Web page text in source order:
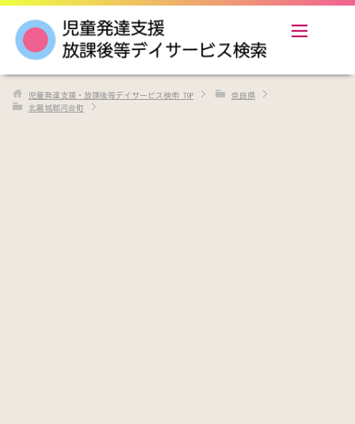
児童発達支援・放課後等デイサービス検索 TOP
奈良県
北葛城郡河合町